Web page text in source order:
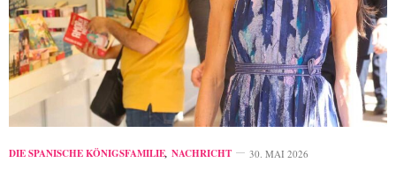
DIE SPANISCHE KÖNIGSFAMILIE, NACHRICHT 30. MAI 2026